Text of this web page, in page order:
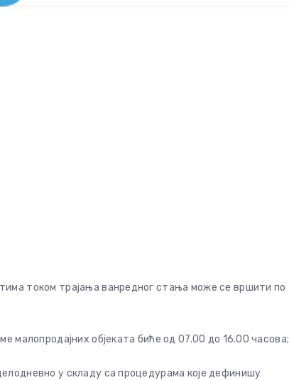
током трајања ванредног стања може се вршити по
објеката биће од 07.00 до 16.00 часова;
у складу са процедурама које дефинишу